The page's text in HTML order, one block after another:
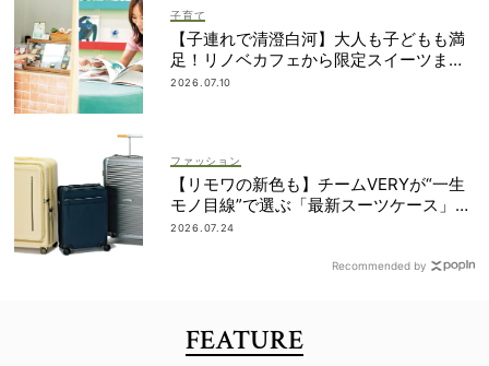
子育て
【子連れで清澄白河】大人も子どもも満
足！リノベカフェから限定スイーツまで
最旬スポット3選
2026.07.10
ファッション
【リモワの新色も】チームVERYが“一生
モノ目線”で選ぶ「最新スーツケース」5
選！
2026.07.24
Recommended by
FEATURE